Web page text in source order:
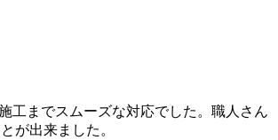
工までスムーズな対応でした。職人さん
が出来ました。